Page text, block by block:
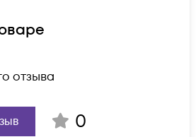
отзыва
0